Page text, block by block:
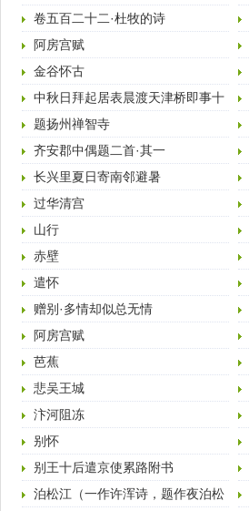
卷五百二十二·杜牧的诗
阿房宫赋
金谷怀古
中秋日拜起居表晨渡天津桥即事十
六韵献
题扬州禅智寺
齐安郡中偶题二首·其一
长兴里夏日寄南邻避暑
过华清宫
山行
赤壁
遣怀
赠别·多情却似总无情
阿房宫赋
芭蕉
悲吴王城
汴河阻冻
别怀
别王十后遣京使累路附书
泊松江（一作许浑诗，题作夜泊松